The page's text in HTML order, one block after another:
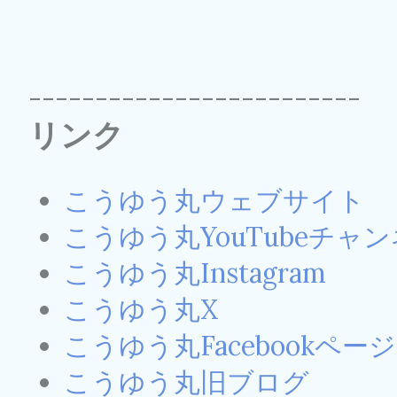
-------------------------
リンク
こうゆう丸ウェブサイト
こうゆう丸YouTubeチャ
こうゆう丸Instagram
こうゆう丸X
こうゆう丸Facebookページ
こうゆう丸旧ブログ